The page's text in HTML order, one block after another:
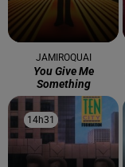
JAMIROQUAI
You Give Me
Something
14h31
14h31